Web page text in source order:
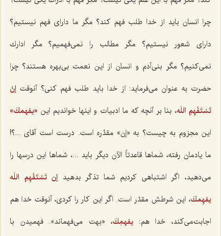
چرا انسان باید از خدا طلب فهم كند؟ مگر ما دارای فهم نیستیم؟
دارای شعور نیستیم؟ مگر مطالب را نمی‌فهمیم؟ مگر ادارك
نمی‌كنیم؟ مگر بنی‌آدم و انسان از این نعمت بی‌بهره هستند؟ چرا
حضرت به عنوان می‌فرماید: از خدا باید طلب فهم كنی؟ آنوقت‌ إنْ
تَسْتَفْهِمِ اللَه‌، بنا بر آنچه كه ما ادبیات و اینها خواندیم این‌ «يفهمكَ»
این مجزوم به چیست؟ به «إن» مقدَّره است. درست است آقای ...؟!
ما یادمان رفته، شماها قاعدتاً الآن دیگر باید ...، شماها این درسها را
می‌دهید، اگر اشتباهی كردیم شما تذكّر بدهید إن تَسْتَفْهِمِ اللَه
يفهِمكَ‌، این شرطش مقدّر است. اگر این كار را كردی، آنوقت خدا هم
اجابت‌می‌كند، خدا هم: يفهمِكَ، «بهت می‌فهماند». فهمیدن با